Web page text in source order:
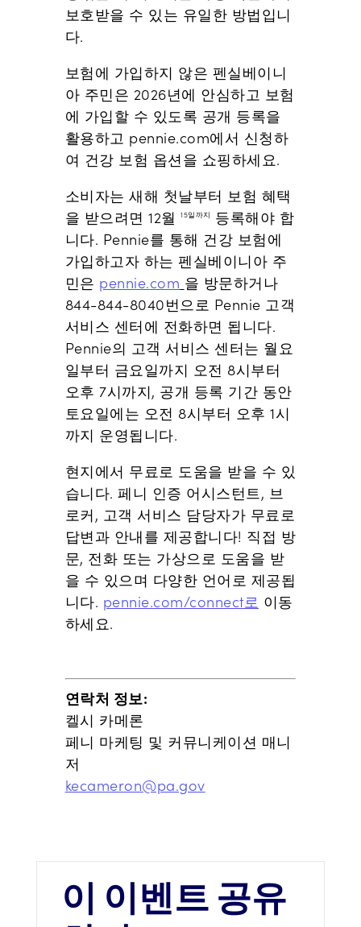
보호받을 수 있는 유일한 방법입니
다.
보험에 가입하지 않은 펜실베이니
아 주민은 2026년에 안심하고 보험
에 가입할 수 있도록 공개 등록을
활용하고 pennie.com에서 신청하
여 건강 보험 옵션을 쇼핑하세요.
소비자는 새해 첫날부터 보험 혜택
을 받으려면 12월15일까지
등록해야 합
니다. Pennie를 통해 건강 보험에
가입하고자 하는 펜실베이니아 주
민은 pennie.com 을 방문하거나
844-844-8040번으로 Pennie 고객
서비스 센터에 전화하면 됩니다.
Pennie의 고객 서비스 센터는 월요
일부터 금요일까지 오전 8시부터
오후 7시까지, 공개 등록 기간 동안
토요일에는 오전 8시부터 오후 1시
까지 운영됩니다.
현지에서 무료로 도움을 받을 수 있
습니다. 페니 인증 어시스턴트, 브
로커, 고객 서비스 담당자가 무료로
답변과 안내를 제공합니다! 직접 방
문, 전화 또는 가상으로 도움을 받
을 수 있으며 다양한 언어로 제공됩
니다. pennie.com/connect로 이동
하세요.
연락처 정보:
켈시 카메론
페니 마케팅 및 커뮤니케이션 매니
저
kecameron@pa.gov
이 이벤트 공유